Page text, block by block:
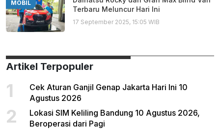
MOBIL
Terbaru Meluncur Hari Ini
17 September 2025, 15:05 WIB
Artikel Terpopuler
1
Cek Aturan Ganjil Genap Jakarta Hari Ini 10
Agustus 2026
2
Lokasi SIM Keliling Bandung 10 Agustus 2026,
Beroperasi dari Pagi